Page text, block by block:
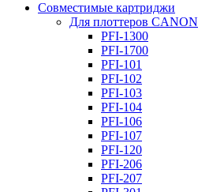
Совместимые картриджи
Для плоттеров CANON
PFI-1300
PFI-1700
PFI-101
PFI-102
PFI-103
PFI-104
PFI-106
PFI-107
PFI-120
PFI-206
PFI-207